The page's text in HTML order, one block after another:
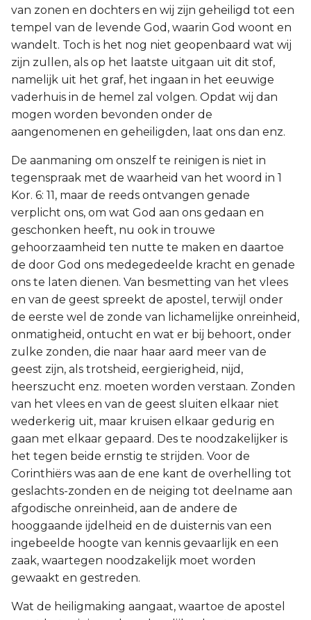
van zonen en dochters en wij zijn geheiligd tot een
tempel van de levende God, waarin God woont en
wandelt. Toch is het nog niet geopenbaard wat wij
zijn zullen, als op het laatste uitgaan uit dit stof,
namelijk uit het graf, het ingaan in het eeuwige
vaderhuis in de hemel zal volgen. Opdat wij dan
mogen worden bevonden onder de
aangenomenen en geheiligden, laat ons dan enz.
De aanmaning om onszelf te reinigen is niet in
tegenspraak met de waarheid van het woord in 1
Kor. 6: 11, maar de reeds ontvangen genade
verplicht ons, om wat God aan ons gedaan en
geschonken heeft, nu ook in trouwe
gehoorzaamheid ten nutte te maken en daartoe
de door God ons medegedeelde kracht en genade
ons te laten dienen. Van besmetting van het vlees
en van de geest spreekt de apostel, terwijl onder
de eerste wel de zonde van lichamelijke onreinheid,
onmatigheid, ontucht en wat er bij behoort, onder
zulke zonden, die naar haar aard meer van de
geest zijn, als trotsheid, eergierigheid, nijd,
heerszucht enz. moeten worden verstaan. Zonden
van het vlees en van de geest sluiten elkaar niet
wederkerig uit, maar kruisen elkaar gedurig en
gaan met elkaar gepaard. Des te noodzakelijker is
het tegen beide ernstig te strijden. Voor de
Corinthiërs was aan de ene kant de overhelling tot
geslachts-zonden en de neiging tot deelname aan
afgodische onreinheid, aan de andere de
hooggaande ijdelheid en de duisternis van een
ingebeelde hoogte van kennis gevaarlijk en een
zaak, waartegen noodzakelijk moet worden
gewaakt en gestreden.
Wat de heiligmaking aangaat, waartoe de apostel